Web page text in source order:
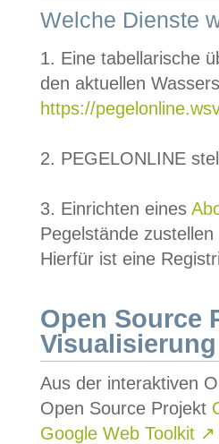
Welche Dienste
1. Eine tabellarische
den aktuellen
https://
2. PEGELONLINE
3. Einrichten eines
Pegelstände
Hierfür ist eine
Open Source
Visualisierung
Aus der interaktiven
Open Source Projekt
Google Web Toolkit ↗